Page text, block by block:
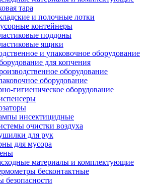
тара
и полочные лотки
контейнеры
поддоны
ящики
и упаковочное оборудование
для копчения
оборудование
оборудование
гигиеническое оборудование
инсектицидные
очистки воздуха
для рук
для мусора
материалы и комплектующие
бесконтактные
безопасности